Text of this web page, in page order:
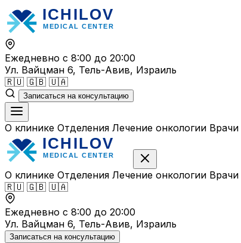
Перейти
к
содержимому
Ежедневно с 8:00 до 20:00
Ул. Вайцман 6, Тель-Авив, Израиль
🇷🇺 🇬🇧 🇺🇦
Записаться на консультацию
О клинике Отделения Лечение онкологии Врачи
О клинике Отделения Лечение онкологии Врачи
🇷🇺 🇬🇧 🇺🇦
Ежедневно с 8:00 до 20:00
Ул. Вайцман 6, Тель-Авив, Израиль
Записаться на консультацию